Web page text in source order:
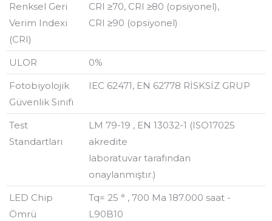
Renksel Geri
Verim Indexi
(CRI)
CRI ≥70, CRI ≥80 (opsiyonel),
CRI ≥90 (opsiyonel)
ULOR
0%
Fotobiyolojik
Güvenlik Sınıfı
IEC 62471, EN 62778 RİSKSİZ GRUP
Test
Standartları
LM 79-19 , EN 13032-1 (ISO17025
akredite
laboratuvar tarafından
onaylanmıştır.)
LED Chip
Ömrü
Tq= 25 ° , 700 Ma 187.000 saat -
L90B10